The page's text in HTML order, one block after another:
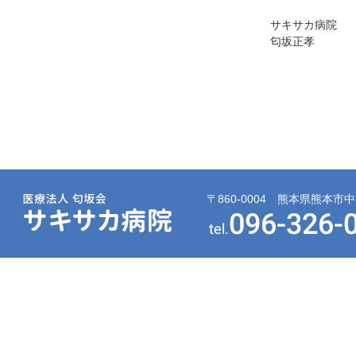
サキサカ病院
匂坂正孝
〒860-0004 熊本県熊本市